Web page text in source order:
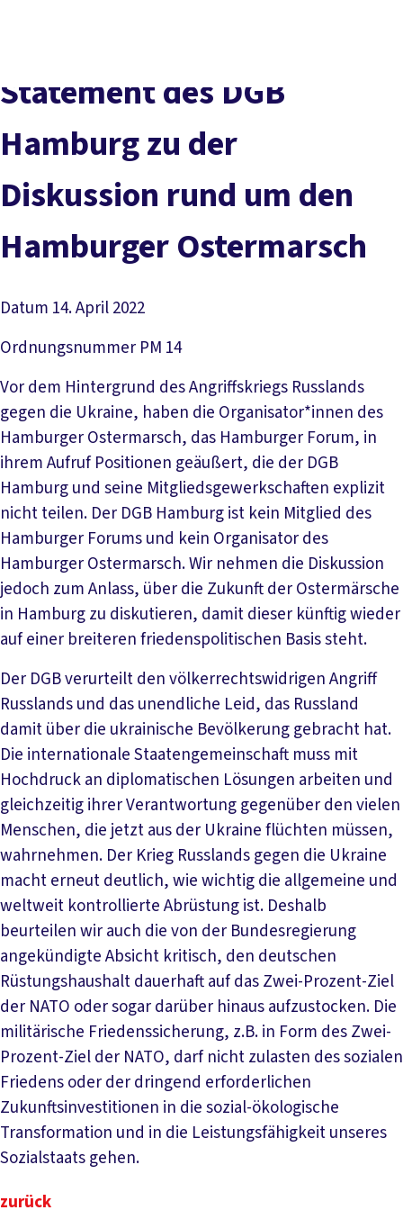
Service
Statement des DGB
Hamburg zu der
Diskussion rund um den
Hamburger Ostermarsch
Datum 14. April 2022
Ordnungsnummer PM 14
Vor dem Hintergrund des Angriffskriegs Russlands
gegen die Ukraine, haben die Organisator*innen des
Hamburger Ostermarsch, das Hamburger Forum, in
ihrem Aufruf Positionen geäußert, die der DGB
Hamburg und seine Mitgliedsgewerkschaften explizit
nicht teilen. Der DGB Hamburg ist kein Mitglied des
Hamburger Forums und kein Organisator des
Hamburger Ostermarsch. Wir nehmen die Diskussion
jedoch zum Anlass, über die Zukunft der Ostermärsche
in Hamburg zu diskutieren, damit dieser künftig wieder
auf einer breiteren friedenspolitischen Basis steht.
Der DGB verurteilt den völkerrechtswidrigen Angriff
Russlands und das unendliche Leid, das Russland
damit über die ukrainische Bevölkerung gebracht hat.
Die internationale Staatengemeinschaft muss mit
Hochdruck an diplomatischen Lösungen arbeiten und
gleichzeitig ihrer Verantwortung gegenüber den vielen
Menschen, die jetzt aus der Ukraine flüchten müssen,
wahrnehmen. Der Krieg Russlands gegen die Ukraine
macht erneut deutlich, wie wichtig die allgemeine und
weltweit kontrollierte Abrüstung ist. Deshalb
beurteilen wir auch die von der Bundesregierung
angekündigte Absicht kritisch, den deutschen
Rüstungshaushalt dauerhaft auf das Zwei-Prozent-Ziel
der NATO oder sogar darüber hinaus aufzustocken. Die
militärische Friedenssicherung, z.B. in Form des Zwei-
Prozent-Ziel der NATO, darf nicht zulasten des sozialen
Friedens oder der dringend erforderlichen
Zukunftsinvestitionen in die sozial-ökologische
Transformation und in die Leistungsfähigkeit unseres
Sozialstaats gehen.
zurück